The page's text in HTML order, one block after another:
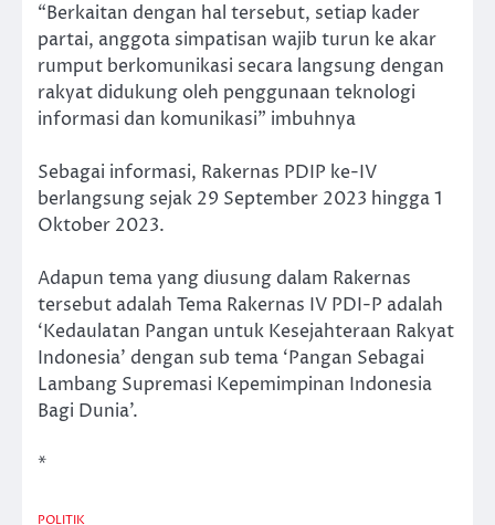
“Berkaitan dengan hal tersebut, setiap kader
partai, anggota simpatisan wajib turun ke akar
rumput berkomunikasi secara langsung dengan
rakyat didukung oleh penggunaan teknologi
informasi dan komunikasi” imbuhnya
Sebagai informasi, Rakernas PDIP ke-IV
berlangsung sejak 29 September 2023 hingga 1
Oktober 2023.
Adapun tema yang diusung dalam Rakernas
tersebut adalah Tema Rakernas IV PDI-P adalah
‘Kedaulatan Pangan untuk Kesejahteraan Rakyat
Indonesia’ dengan sub tema ‘Pangan Sebagai
Lambang Supremasi Kepemimpinan Indonesia
Bagi Dunia’.
*
POLITIK